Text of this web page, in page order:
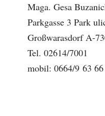
Maga. Gesa
Parkgasse 3 Park
Großwarasdorf A-
Tel. 02614/7001
mobil: 0664/9 63